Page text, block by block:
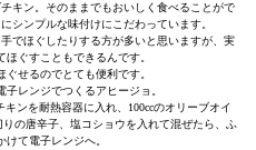
キン。そのままでもおいしく食べることがで
シンプルな味付けにこだわっています。
でほぐしたりする方が多いと思いますが、実
ぐすこともできるんです。
せるのでとても便利です。
レンジでつくるアヒージョ。
ンを耐熱容器に入れ、100ccのオリーブオイ
の唐辛子、塩コショウを入れて混ぜたら、ふ
けて電子レンジへ。